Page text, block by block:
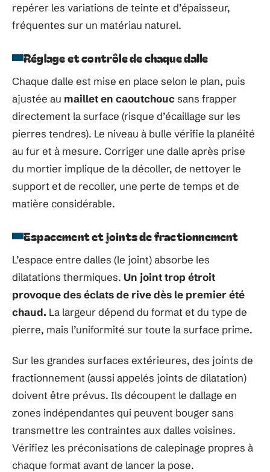
repérer les variations de teinte et d’épaisseur,
fréquentes sur un matériau naturel.
Réglage et contrôle de chaque dalle
Chaque dalle est mise en place selon le plan, puis
ajustée au maillet en caoutchoucsans frapper
directement la surface (risque d’écaillage sur les
pierres tendres). Le niveau à bulle vérifie la planéité
au fur et à mesure. Corriger une dalle après prise
du mortier implique de la décoller, de nettoyer le
support et de recoller, une perte de temps et de
matière considérable.
Espacement et joints de fractionnement
L’espace entre dalles (le joint) absorbe les
dilatations thermiques. Un joint trop étroit
provoque des éclats de rive dès le premier été
chaud. La largeur dépend du format et du type de
pierre, mais l’uniformité sur toute la surface prime.
Sur les grandes surfaces extérieures, des joints de
fractionnement (aussi appelés joints de dilatation)
doivent être prévus. Ils découpent le dallage en
zones indépendantes qui peuvent bouger sans
transmettre les contraintes aux dalles voisines.
Vérifiez les préconisations de calepinage propres à
chaque format avant de lancer la pose.